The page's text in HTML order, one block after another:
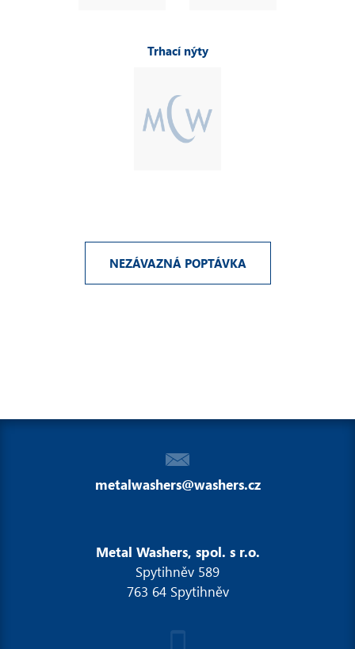
Trhací nýty
NEZÁVAZNÁ POPTÁVKA
metalwashers@washers.cz
Metal Washers, spol. s r.o.
Spytihněv 589
763 64 Spytihněv